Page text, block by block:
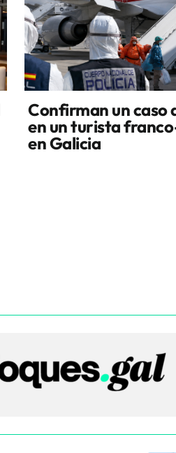
Confirman un caso
en un turista
en Galicia